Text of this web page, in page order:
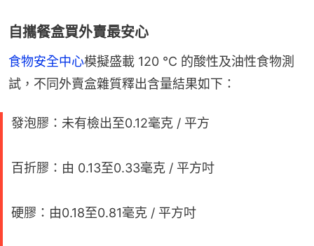
自攜餐盒買外賣最安心
食物安全中心模擬盛載 120 ℃ 的酸性及油性食物測
試，不同外賣盒雜質釋出含量結果如下：
發泡膠：未有檢出至0.12毫克 / 平方
百折膠：由 0.13至0.33毫克 / 平方吋
硬膠：由0.18至0.81毫克 / 平方吋